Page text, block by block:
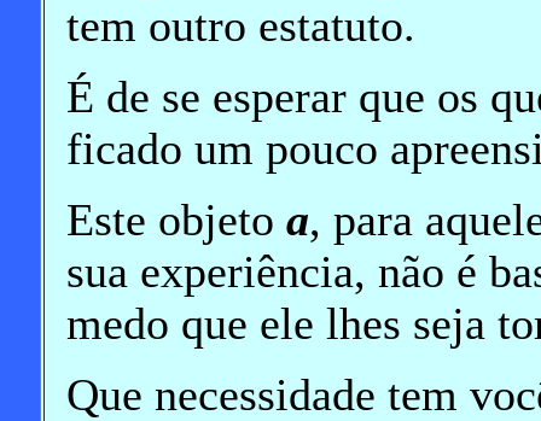
tem outro estatuto.
É de se esperar que os
ficado um pouco
Este objeto a, para
sua experiência, não é
medo que ele lhes seja
Que necessidade tem